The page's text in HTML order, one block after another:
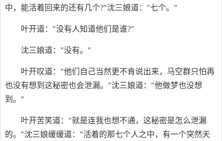
中，能活着回来的还有几个?"沈三娘道："七个。"
叶开道："没有人知道他们是谁?"
沈三娘道："没有。"
叶开叹道："他们自己当然更不肯说出来，马空群只怕再
也没有想到这秘密也会泄漏。"沈三娘道："他做梦也没想
到。"
叶开苦笑道："就是连我也想不通，这秘密是怎么泄漏
的。"沈三娘缓缓道："活着的那七个人之中，有一个突然天